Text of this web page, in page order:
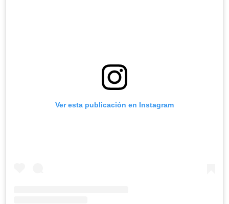
Ver esta publicación en Instagram